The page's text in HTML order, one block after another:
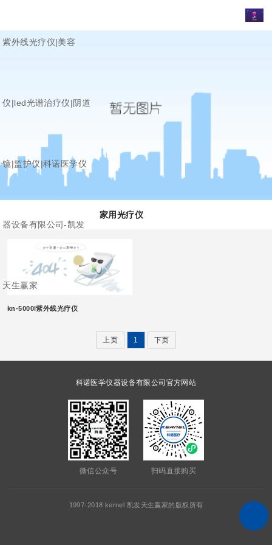
紫外线光疗仪|美容
仪|led光谱治疗仪|阴道
镜|监护仪|科诺医学仪
器设备有限公司-凯发
天生赢家
家用光疗仪
kn-5000l紫外线光疗仪
上页 1 下页
科诺医学仪器设备有限公司官方网站
微信公众号 扫码直接购买
1997-2018 kernel 凯发天生赢家的版权所有